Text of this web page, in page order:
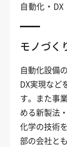
自動化・DX
モノづく
自動化設備
DX実現など
す。また事
める新製法
化学の技術
部の会社と